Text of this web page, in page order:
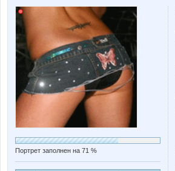
Портрет заполнен на 71 %